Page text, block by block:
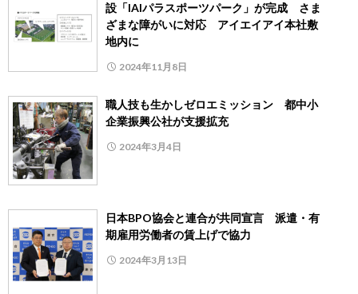
設「IAIパラスポーツパーク」が完成 さま
ざまな障がいに対応 アイエイアイ本社敷
地内に
2024年11月8日
職人技も生かしゼロエミッション 都中小
企業振興公社が支援拡充
2024年3月4日
日本BPO協会と連合が共同宣言 派遣・有
期雇用労働者の賃上げで協力
2024年3月13日